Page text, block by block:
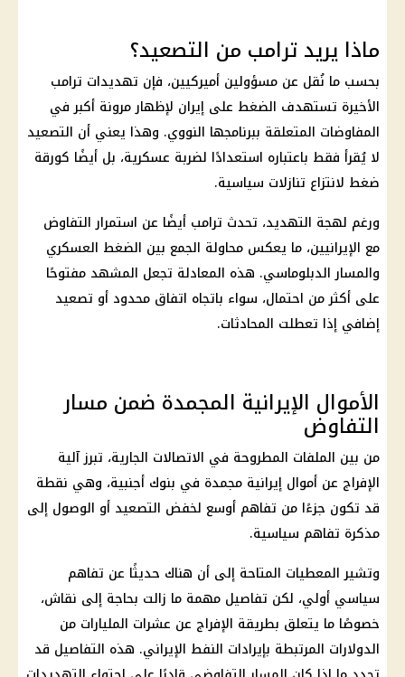
ماذا يريد ترامب من التصعيد؟
بحسب ما نُقل عن مسؤولين أميركيين، فإن تهديدات ترامب
الأخيرة تستهدف الضغط على إيران لإظهار مرونة أكبر في
المفاوضات المتعلقة ببرنامجها النووي. وهذا يعني أن التصعيد
لا يُقرأ فقط باعتباره استعدادًا لضربة عسكرية، بل أيضًا كورقة
ضغط لانتزاع تنازلات سياسية.
ورغم لهجة التهديد، تحدث ترامب أيضًا عن استمرار التفاوض
مع الإيرانيين، ما يعكس محاولة الجمع بين الضغط العسكري
والمسار الدبلوماسي. هذه المعادلة تجعل المشهد مفتوحًا
على أكثر من احتمال، سواء باتجاه اتفاق محدود أو تصعيد
إضافي إذا تعطلت المحادثات.
الأموال الإيرانية المجمدة ضمن مسار
التفاوض
من بين الملفات المطروحة في الاتصالات الجارية، تبرز آلية
الإفراج عن أموال إيرانية مجمدة في بنوك أجنبية، وهي نقطة
قد تكون جزءًا من تفاهم أوسع لخفض التصعيد أو الوصول إلى
مذكرة تفاهم سياسية.
وتشير المعطيات المتاحة إلى أن هناك حديثًا عن تفاهم
سياسي أولي، لكن تفاصيل مهمة ما زالت بحاجة إلى نقاش،
خصوصًا ما يتعلق بطريقة الإفراج عن عشرات المليارات من
الدولارات المرتبطة بإيرادات النفط الإيراني. هذه التفاصيل قد